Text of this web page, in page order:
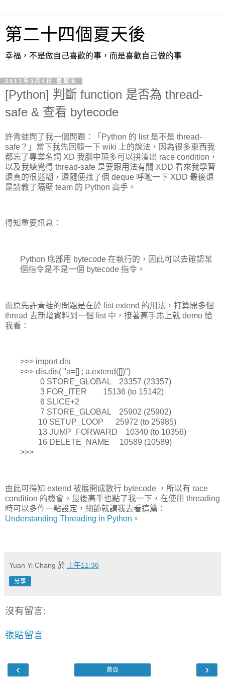
第二十四個夏天後
幸福，不是做自己喜歡的事，而是喜歡自己做的事
2011年3月4日 星期五
[Python] 判斷 function 是否為 thread-
safe & 查看 bytecode
許青蛙問了我一個問題：「Python 的 list 是不是 thread-
safe？」當下我先回顧一下 wiki 上的說法，因為很多東西我
都忘了專業名詞 XD 我腦中頂多可以拼湊出 race condition，
以及我總覺得 thread-safe 是要跟用法有關 XDD 看來我學習
還真的很迷糊，還隨便找了個 deque 呼嚨一下 XDD 最後還
是請教了隔壁 team 的 Python 高手。
得知重要訊息：
Python 底部用 bytecode 在執行的，因此可以去確認某
個指令是不是一個 bytecode 指令。
而原先許青蛙的問題是在於 list extend 的用法，打算開多個
thread 去新增資料到一個 list 中，接著高手馬上就 demo 給
我看：
>>> import dis
>>> dis.dis( "a=[] ; a.extend([])")
0 STORE_GLOBAL 23357 (23357)
3 FOR_ITER 15136 (to 15142)
6 SLICE+2
7 STORE_GLOBAL 25902 (25902)
10 SETUP_LOOP 25972 (to 25985)
13 JUMP_FORWARD 10340 (to 10356)
16 DELETE_NAME 10589 (10589)
>>>
由此可得知 extend 被展開成數行 bytecode ，所以有 race
condition 的機會。最後高手也點了我一下，在使用 threading
時可以多作一點設定，細節就請我去看這篇：
Understanding Threading in Python 。
Yuan Yi Chang 於 上午11:36
分享
沒有留言:
張貼留言
‹ ›
首頁